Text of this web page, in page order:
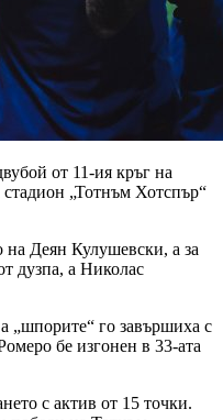
от 11-ия кръг на
„Тотнъм Хотспър“
на Деян Кулушевски, а за
дузпа, а Николас
„шпорите“ го завършиха с
бе изгонен в 33-ата
с актив от 15 точки.